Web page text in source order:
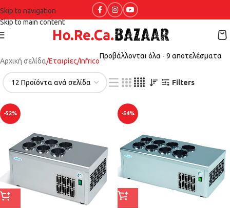
Skip to navigation
Skip to main content
Αρχική σελίδα Εταιρίες Infrico
Προβάλλονται όλα - 9 αποτελέσματα
Filters
-52% -54%